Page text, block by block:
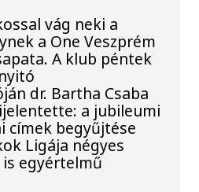
vág neki a
a One Veszprém
A klub péntek
dr. Bartha Csaba
a jubileumi
címek begyűjtése
Ligája négyes
egyértelmű